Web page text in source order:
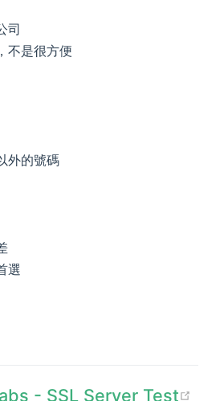
司
不是很方便
外的號碼
選
- SSL Server Test